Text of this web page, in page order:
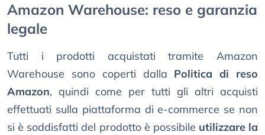
Amazon Warehouse: reso e garanzia
legale
Tutti i prodotti acquistati tramite Amazon
Warehouse sono coperti dalla Politica di reso
Amazon, quindi come per tutti gli altri acquisti
effettuati sulla piattaforma di e-commerce se non
si è soddisfatti del prodotto è possibile utilizzare la